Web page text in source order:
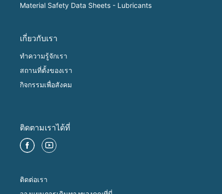
Material Safety Data Sheets - Lubricants
เกี่ยวกับเรา
ทำความรู้จักเรา
สถานที่ตั้งของเรา
กิจกรรมเพื่อสังคม
ติดตามเราได้ที่
ติดต่อเรา